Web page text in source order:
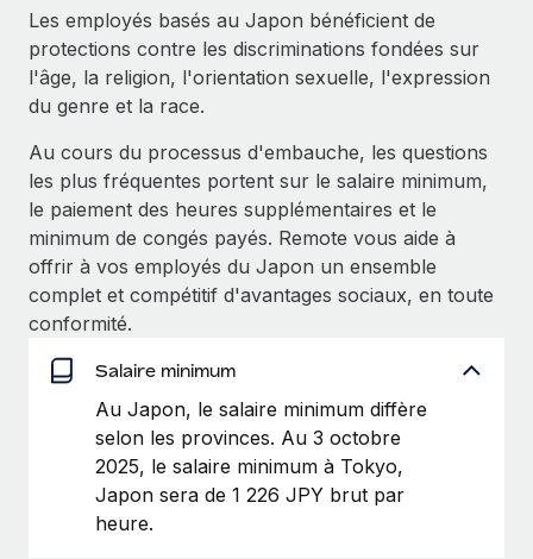
candidats
Remote Watchtower
Gardez un temps d’avance sur les risques en
Gestion des appareils
Achetez et suivez vos équipements informatiques
dans le monde entier
Création d’entité
Établissez des entités rapidement et en toute
Mobilité et déménagement international
Organisez facilement le déménagement de vos
employés
Avantages sociaux
BLOG
Paie multipays
Gestion des freelances
Taxes
Explorer le blog
BLOG
Mises à jour des produits de Remote :
Intégrations Gusto et Xero et Gestion des
freelances Plus
Remote a toujours pour mission d'aider les entreprises de
toute taille à embaucher, gérer et payer...
Les employés basés au Japon bénéficient de
protections contre les discriminations fondées sur
l'âge, la religion, l'orientation sexuelle, l'expression
du genre et la race.
Au cours du processus d'embauche, les questions
les plus fréquentes portent sur le salaire minimum,
le paiement des heures supplémentaires et le
minimum de congés payés. Remote vous aide à
offrir à vos employés du Japon un ensemble
complet et compétitif d'avantages sociaux, en toute
conformité.
Salaire minimum
Au Japon, le salaire minimum diffère
selon les provinces. Au 3 octobre
2025, le salaire minimum à Tokyo,
Japon sera de 1 226 JPY brut par
heure.